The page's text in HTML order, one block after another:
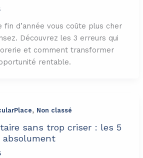
fin d’année vous coûte plus cher
Découvrez les 3 erreurs qui
et comment transformer
rentable.
, Non classé
sans trop criser : les 5
absolument